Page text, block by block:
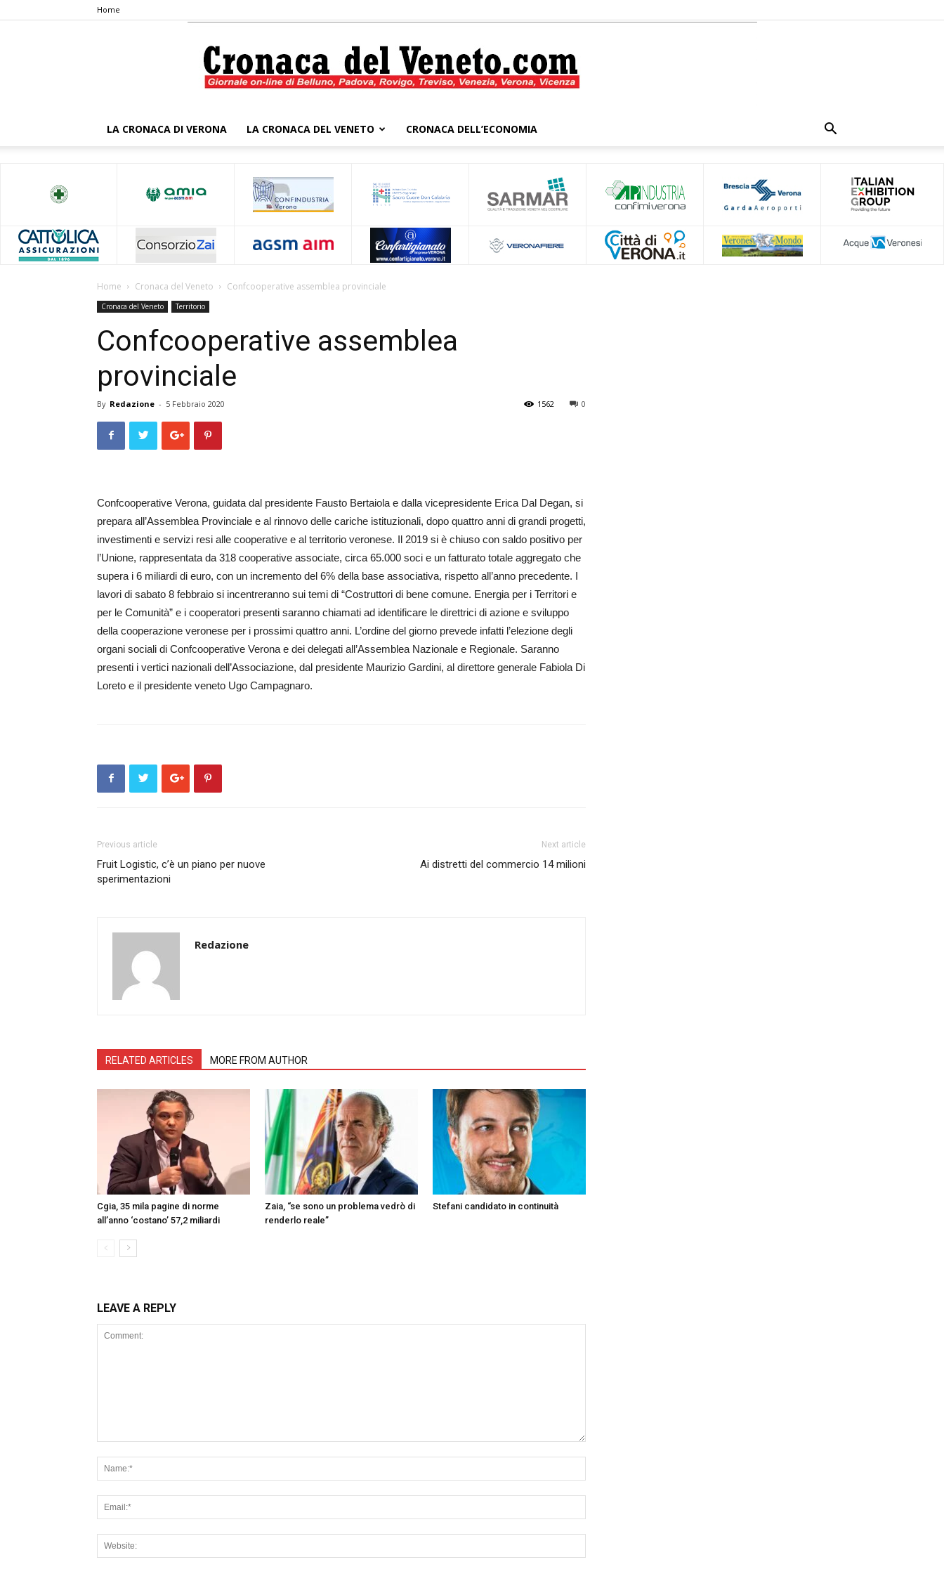
Home
LA CRONACA DI VERONA LA CRONACA DEL VENETO CRONACA DELL’ECONOMIA
Home Cronaca del Veneto Confcooperative assemblea provinciale
Cronaca del Veneto Territorio
Confcooperative assemblea
provinciale
By Redazione - 5 Febbraio 2020 0
1562
Confcooperative Verona, guidata dal presidente Fausto Bertaiola e dalla vicepresidente Erica Dal Degan, si
prepara all’Assemblea Provin­ciale e al rinnovo delle cariche istituzionali, dopo quattro anni di grandi progetti,
investimenti e servizi resi alle cooperative e al territorio veronese. Il 2019 si è chiuso con saldo positivo per
l’Unione, rappresentata da 318 cooperative associate, circa 65.000 soci e un fatturato totale aggregato che
supera i 6 miliardi di euro, con un incremento del 6% della base associativa, rispetto all’anno precedente. I
lavori di sabato 8 febbraio si incentreranno sui temi di “Costruttori di bene comune. Energia per i Territori e
per le Comunità” e i cooperatori presenti saranno chiamati ad identificare le direttrici di azione e sviluppo
della cooperazione veronese per i prossimi quattro anni. L’ordine del giorno prevede infatti l’elezione degli
organi sociali di Confcooperative Verona e dei delegati all’Assemblea Nazio­nale e Regionale. Saranno
presenti i vertici nazionali dell’Associazione, dal presidente Maurizio Gar­dini, al direttore generale Fabiola Di
Loreto e il presidente veneto Ugo Cam­pagnaro.
Previous article
Fruit Logistic, c’è un piano per nuove
sperimentazioni
Next article
Ai distretti del commercio 14 milioni
Redazione
RELATED ARTICLES MORE FROM AUTHOR
Cgia, 35 mila pagine di norme
all’anno ‘costano’ 57,2 miliardi
Zaia, “se sono un problema vedrò di
renderlo reale”
Stefani candidato in continuità
LEAVE A REPLY